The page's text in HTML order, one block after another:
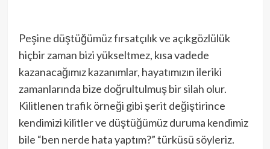
Peşine düştüğümüz fırsatçılık ve açıkgözlülük
hiçbir zaman bizi yükseltmez, kısa vadede
kazanacağımız kazanımlar, hayatımızın ileriki
zamanlarında bize doğrultulmuş bir silah olur.
Kilitlenen trafik örneği gibi şerit değiştirince
kendimizi kilitler ve düştüğümüz duruma kendimiz
bile “ben nerde hata yaptım?” türküsü söyleriz.